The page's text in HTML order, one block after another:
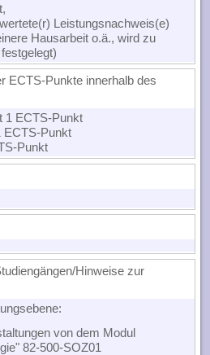
Leistungsnachweis(e)
Hausarbeit o.ä., wird zu
ECTS-Punkte innerhalb des
1 ECTS-Punkt
ECTS-Punkt
Punkt
Hinweise zur
von dem Modul
82-500-SOZ01